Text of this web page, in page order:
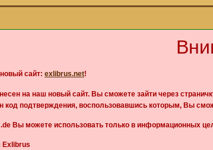
сайт: exlibrus.net!
на наш новый сайт. Вы сможете зайти через
код подтверждения, воспользовавшись которым, Вы
Вы можете использовать только в информационных